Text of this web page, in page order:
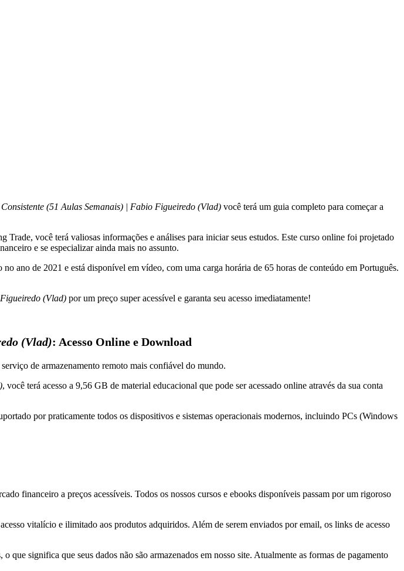
(51 Aulas Semanais) | Fabio Figueiredo (Vlad) você terá um guia completo para começar a
você terá valiosas informações e análises para iniciar seus estudos. Este curso online foi projetado
e se especializar ainda mais no assunto.
no ano de 2021 e está disponível em vídeo, com uma carga horária de 65 horas de conteúdo em Português.
(Vlad) por um preço super acessível e garanta seu acesso imediatamente!
(Vlad): Acesso Online e Download
de armazenamento remoto mais confiável do mundo.
, você terá acesso a 9,56 GB de material educacional que pode ser acessado online através da sua conta
por praticamente todos os dispositivos e sistemas operacionais modernos, incluindo PCs (Windows
financeiro a preços acessíveis. Todos os nossos cursos e ebooks disponíveis passam por um rigoroso
vitalício e ilimitado aos produtos adquiridos. Além de serem enviados por email, os links de acesso
que significa que seus dados não são armazenados em nosso site. Atualmente as formas de pagamento